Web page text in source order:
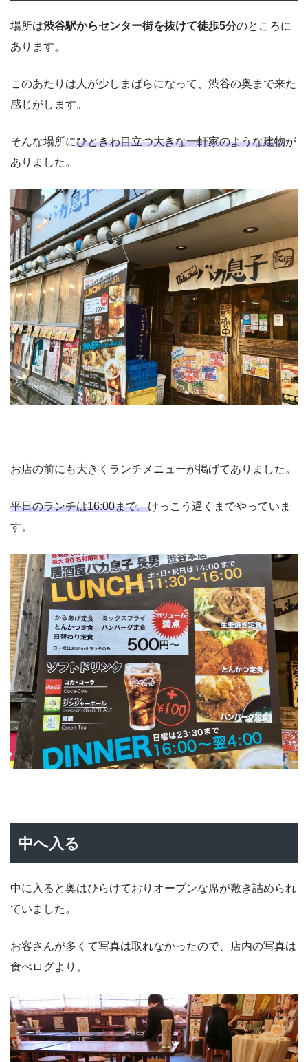
場所は渋谷駅からセンター街を抜けて徒歩5分のところに
あります。
このあたりは人が少しまばらになって、渋谷の奥まで来た
感じがします。
そんな場所にひときわ目立つ大きな一軒家のような建物が
ありました。
お店の前にも大きくランチメニューが掲げてありました。
平日のランチは16:00まで。けっこう遅くまでやっていま
す。
中へ入る
中に入ると奥はひらけておりオープンな席が敷き詰められ
ていました。
お客さんが多くて写真は取れなかったので、店内の写真は
食べログより。